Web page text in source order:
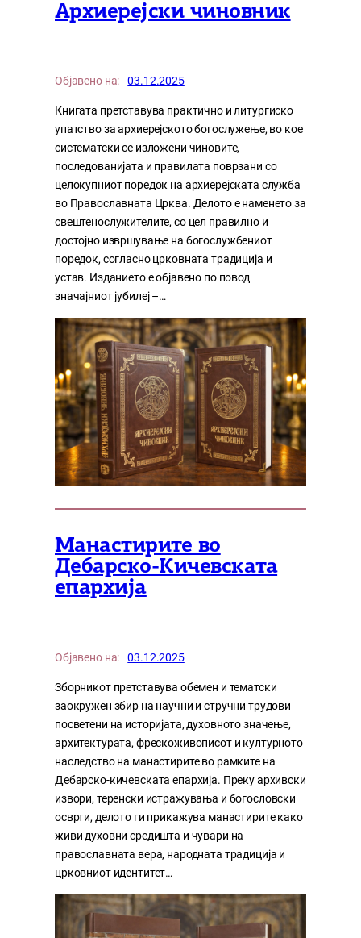
Архиерејски чиновник
Објавено на: 03.12.2025
Книгата претставува практично и литургиско
упатство за архиерејското богослужење, во кое
систематски се изложени чиновите,
последованијата и правилата поврзани со
целокупниот поредок на архиерејската служба
во Православната Црква. Делото е наменето за
свештенослужителите, со цел правилно и
достојно извршување на богослужбениот
поредок, согласно црковната традиција и
устав. Изданието е објавено по повод
значајниот јубилеј –…
Манастирите во
Дебарско-Кичевската
епархија
Објавено на: 03.12.2025
Зборникот претставува обемен и тематски
заокружен збир на научни и стручни трудови
посветени на историјата, духовното значење,
архитектурата, фрескоживописот и културното
наследство на манастирите во рамките на
Дебарско-кичевската епархија. Преку архивски
извори, теренски истражувања и богословски
осврти, делото ги прикажува манастирите како
живи духовни средишта и чувари на
православната вера, народната традиција и
црковниот идентитет…